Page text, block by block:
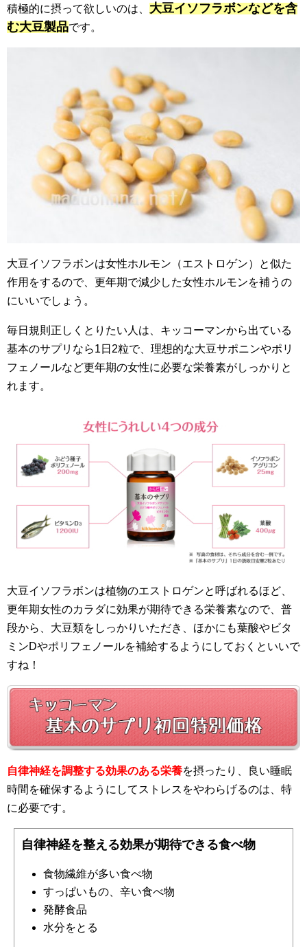
積極的に摂って欲しいのは、 大豆イソフラボンなどを含
む大豆製品です。
大豆イソフラボンは女性ホルモン（エストロゲン）と似た
作用をするので、更年期で減少した女性ホルモンを補うの
にいいでしょう。
毎日規則正しくとりたい人は、キッコーマンから出ている
基本のサプリなら1日2粒で、理想的な大豆サポニンやポリ
フェノールなど更年期の女性に必要な栄養素がしっかりと
れます。
大豆イソフラボンは植物のエストロゲンと呼ばれるほど、
更年期女性のカラダに効果が期待できる栄養素なので、普
段から、大豆類をしっかりいただき、ほかにも葉酸やビタ
ミンDやポリフェノールを補給するようにしておくといいで
すね！
自律神経を調整する効果のある栄養を摂ったり、良い睡眠
時間を確保するようにしてストレスをやわらげるのは、特
に必要です。
自律神経を整える効果が期待できる食べ物
食物繊維が多い食べ物
すっぱいもの、辛い食べ物
発酵食品
水分をとる